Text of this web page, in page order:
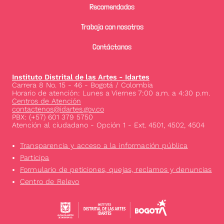
Recomendados
Trabaja con nosotros
Contáctanos
Instituto Distrital de las Artes - Idartes
Carrera 8 No. 15 - 46 - Bogotá / Colombia
Horario de atención: Lunes a Viernes 7:00 a.m. a 4:30 p.m.
Centros de Atención
contactenos@idartes.gov.co
PBX: (+57) 601 379 5750
Atención al ciudadano - Opción 1 - Ext. 4501, 4502, 4504
Transparencia y acceso a la información pública
Participa
Formulario de peticiones, quejas, reclamos y denuncias
Centro de Relevo